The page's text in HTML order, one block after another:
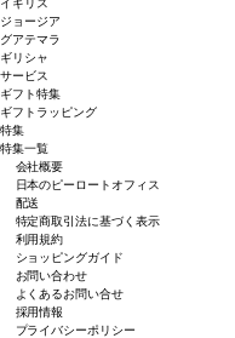
ジョージア
グアテマラ
ギリシャ
サービス
ギフト特集
ギフトラッピング
特集
特集一覧
会社概要
日本のピーロートオフィス
配送
特定商取引法に基づく表示
利用規約
ショッピングガイド
お問い合わせ
よくあるお問い合せ
採用情報
プライバシーポリシー